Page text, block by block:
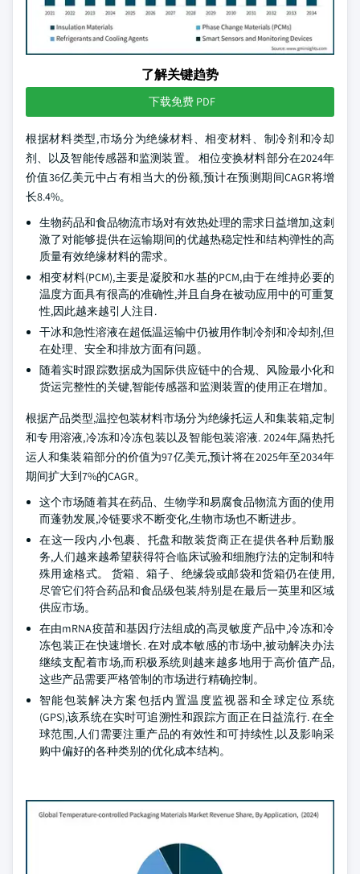
了解关键趋势
下载免费 PDF
根据材料类型,市场分为绝缘材料、相变材料、制冷剂和冷却
剂、以及智能传感器和监测装置。 相位变换材料部分在2024年
价值36亿美元中占有相当大的份额,预计在预测期间CAGR将增
长8.4%。
生物药品和食品物流市场对有效热处理的需求日益增加,这刺
激了对能够提供在运输期间的优越热稳定性和结构弹性的高
质量有效绝缘材料的需求。
相变材料(PCM),主要是凝胶和水基的PCM,由于在维持必要的
温度方面具有很高的准确性,并且自身在被动应用中的可重复
性,因此越来越引人注目.
干冰和急性溶液在超低温运输中仍被用作制冷剂和冷却剂,但
在处理、安全和排放方面有问题。
随着实时跟踪数据成为国际供应链中的合规、风险最小化和
货运完整性的关键,智能传感器和监测装置的使用正在增加。
根据产品类型,温控包装材料市场分为绝缘托运人和集装箱,定制
和专用溶液,冷冻和冷冻包装以及智能包装溶液. 2024年,隔热托
运人和集装箱部分的价值为97亿美元,预计将在2025年至2034年
期间扩大到7%的CAGR。
这个市场随着其在药品、生物学和易腐食品物流方面的使用
而蓬勃发展,冷链要求不断变化,生物市场也不断进步。
在这一段内,小包裹、托盘和散装货商正在提供各种后勤服
务,人们越来越希望获得符合临床试验和细胞疗法的定制和特
殊用途格式。 货箱、箱子、绝缘袋或邮袋和货箱仍在使用,
尽管它们符合药品和食品级包装,特别是在最后一英里和区域
供应市场。
在由mRNA疫苗和基因疗法组成的高灵敏度产品中,冷冻和冷
冻包装正在快速增长. 在对成本敏感的市场中,被动解决办法
继续支配着市场,而积极系统则越来越多地用于高价值产品,
这些产品需要严格管制的市场进行精确控制。
智能包装解决方案包括内置温度监视器和全球定位系统
(GPS),该系统在实时可追溯性和跟踪方面正在日益流行. 在全
球范围,人们需要注重产品的有效性和可持续性,以及影响采
购中偏好的各种类别的优化成本结构。